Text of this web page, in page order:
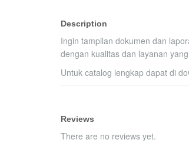
Description
Ingin tampilan dokumen dan
dengan kualitas dan layanan
Untuk catalog lengkap dapat di
Reviews
There are no reviews yet.